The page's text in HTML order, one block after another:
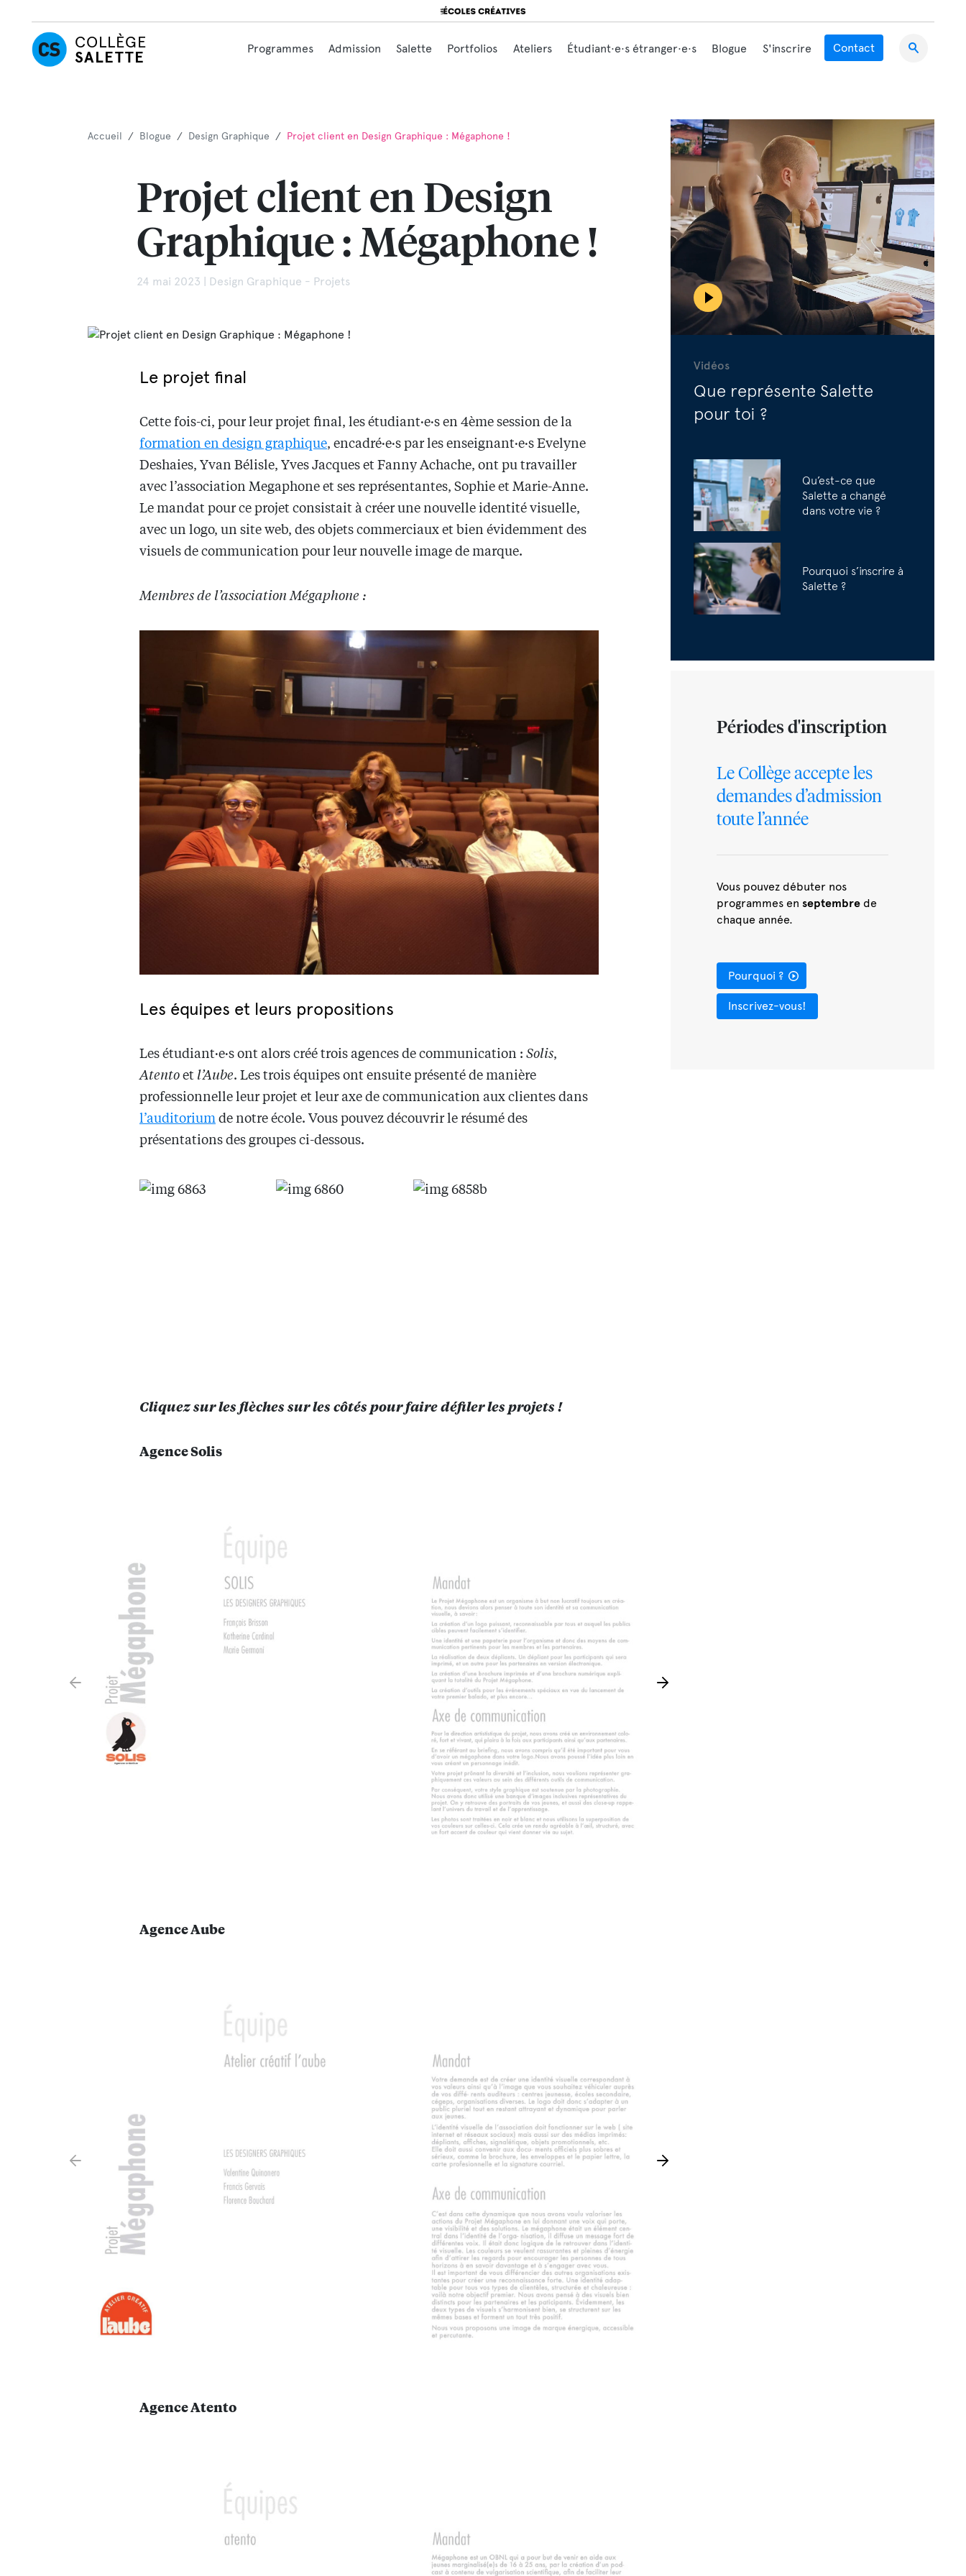
COLLÈGE
SALETTE Programmes Admission Salette Portfolios Ateliers Étudiant·e·s étranger·e·s Blogue S'inscrire Contact
Search for:
Accueil / Blogue / Design Graphique / Projet client en Design Graphique : Mégaphone !
Projet client en Design
Graphique : Mégaphone !
24 mai 2023 | Design Graphique - Projets
Le projet final
Cette fois-ci, pour leur projet final, les étudiant·e·s en 4ème session de la
formation en design graphique, encadré·e·s par les enseignant·e·s Evelyne
Deshaies, Yvan Bélisle, Yves Jacques et Fanny Achache, ont pu travailler
avec l’association Megaphone et ses représentantes, Sophie et Marie-Anne.
Le mandat pour ce projet consistait à créer une nouvelle identité visuelle,
avec un logo, un site web, des objets commerciaux et bien évidemment des
visuels de communication pour leur nouvelle image de marque.
Membres de l’association Mégaphone :
Les équipes et leurs propositions
Les étudiant·e·s ont alors créé trois agences de communication : Solis,
Atento et l’Aube. Les trois équipes ont ensuite présenté de manière
professionnelle leur projet et leur axe de communication aux clientes dans
l’auditorium de notre école. Vous pouvez découvrir le résumé des
présentations des groupes ci-dessous.
Cliquez sur les flèches sur les côtés pour faire défiler les projets !
Agence Solis
Agence Aube
Agence Atento
Vidéos
Que représente Salette
pour toi ?
Qu’est-ce que
Salette a changé
dans votre vie ?
Pourquoi s’inscrire à
Salette ?
Périodes d'inscription
Le Collège accepte les
demandes d’admission
toute l’année
Vous pouvez débuter nos
programmes en septembre de
chaque année.
Pourquoi ?
Inscrivez-vous!